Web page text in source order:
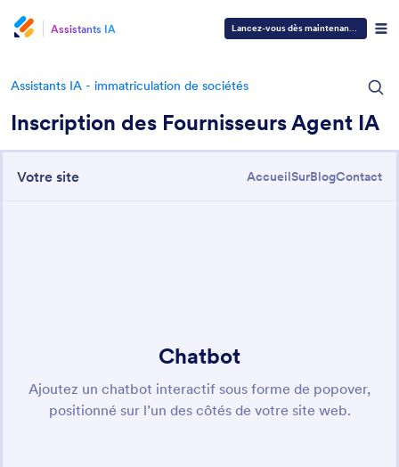
Assistants IA Lancez-vous dès maintenant— C'est
Assistants IA - immatriculation de sociétés
Inscription des Fournisseurs Agent IA